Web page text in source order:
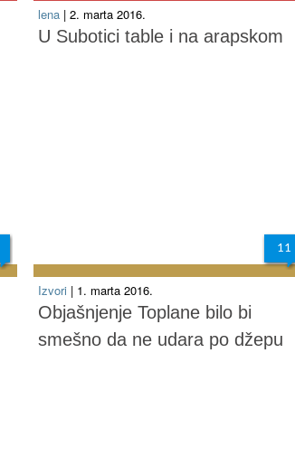
lena | 2. marta 2016.
U Subotici table i na arapskom
11
Izvori | 1. marta 2016.
Objašnjenje Toplane bilo bi
smešno da ne udara po džepu